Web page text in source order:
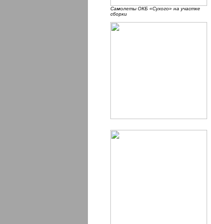
Самолеты ОКБ «Сухого» на участке
сборки